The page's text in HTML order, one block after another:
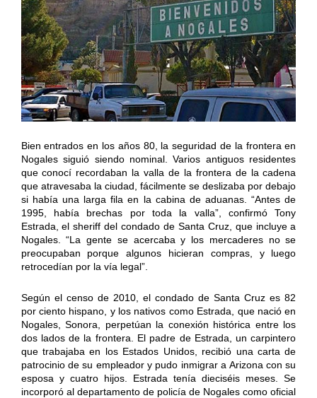
Bien entrados en los años 80, la seguridad de la frontera en
Nogales siguió siendo nominal. Varios antiguos residentes
que conocí recordaban la valla de la frontera de la cadena
que atravesaba la ciudad, fácilmente se deslizaba por debajo
si había una larga fila en la cabina de aduanas. “Antes de
1995, había brechas por toda la valla”, confirmó Tony
Estrada, el sheriff del condado de Santa Cruz, que incluye a
Nogales. “La gente se acercaba y los mercaderes no se
preocupaban porque algunos hicieran compras, y luego
retrocedían por la vía legal”.
Según el censo de 2010, el condado de Santa Cruz es 82
por ciento hispano, y los nativos como Estrada, que nació en
Nogales, Sonora, perpetúan la conexión histórica entre los
dos lados de la frontera. El padre de Estrada, un carpintero
que trabajaba en los Estados Unidos, recibió una carta de
patrocinio de su empleador y pudo inmigrar a Arizona con su
esposa y cuatro hijos. Estrada tenía dieciséis meses. Se
incorporó al departamento de policía de Nogales como oficial